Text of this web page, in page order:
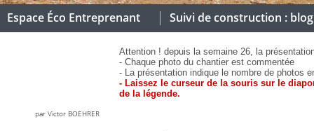
Espace Éco Entreprenant Suivi de construction :
Attention ! depuis la semaine 26, la
- Chaque photo du chantier est commentée
- La présentation indique le nombre de photos
- Laissez le curseur de la souris sur le
de la légende.
par Victor BOEHRER